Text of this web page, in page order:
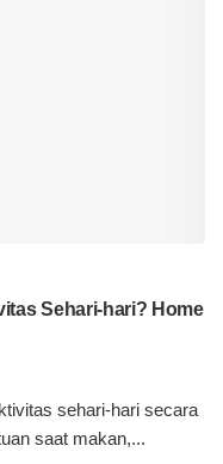
Sehari-hari? Home
sehari-hari secara
saat makan,...